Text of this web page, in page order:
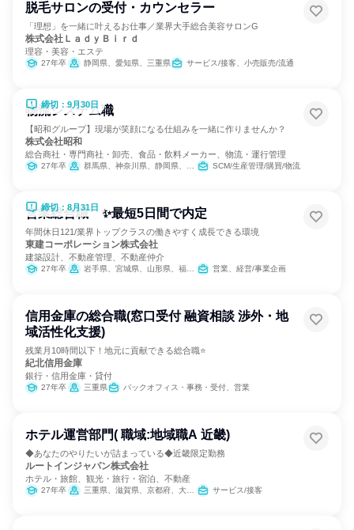
脱毛サロンの受付・カウンセラー
「理想」を一緒に叶えるお仕事／業界大手総合美容サロンG
株式会社ＬａｄｙＢｉｒｄ
理容・美容・エステ
27年卒 静岡県、愛知県、三重県 サービス/接客、小売販売/流通
締切：9月30日
物流システム職
【昭和グループ】現場が笑顔になる仕組みを一緒に作りませんか？
株式会社昭和
総合商社・専門商社・卸売、食品・飲料メーカー、物流・運行管理
27年卒 群馬県、神奈川県、静岡県、愛知県、三重県 SCM/生産管理/購買/物流
締切：8月31日
営業総合職 ✨最短5日間で内定
年間休日121/業界トップクラスの働きやすく成長できる環境
東建コーポレーション株式会社
建築設計、不動産管理、不動産仲介
27年卒 岩手県、宮城県、山形県、福島県、茨城県、栃木県、群馬県、埼玉県、千葉県、東京都、神奈川県、新潟県、富山県、石川県、福井県、長野県、岐阜県、静岡県、愛知県、三重県、滋賀県、京都府、大阪府、兵庫県、奈良県、鳥取県、島根県、岡山県、広島県、山口県、愛媛県、高知県、福岡県、長崎県、熊本県、大分県、宮崎県、鹿児島県、沖縄県 営業、経営/事業企画
信用金庫の総合職(窓口受付 融資相談 渉外・地
域活性化支援)
残業月10時間以下！地元に貢献できる総合職⭐
紀北信用金庫
銀行・信用金庫・貸付
27年卒 三重県 バックオフィス・事務・受付、営業
ホテル運営部門( 職域:地域職A 近畿)
◆あなたのやりたいが詰まっている◆近畿限定勤務
ルートインジャパン株式会社
ホテル・旅館、観光・旅行・宿泊、不動産
27年卒 三重県、滋賀県、京都府、大阪府、兵庫県、奈良県、和歌山県 サービス/接客